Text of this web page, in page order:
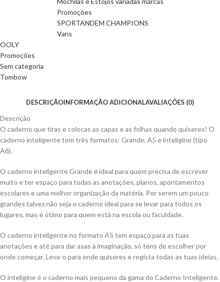
Promoções
SPORTANDEM CHAMPIONS
Vans
OOLY
Promoções
Sem categoria
Tombow
DESCRIÇÃOINFORMAÇÃO ADICIONALAVALIAÇÕES (0)
Descrição
O caderno que tiras e colocas as capas e as folhas quando quiseres! O
caderno inteligente tem três formatos: Grande, A5 e inteligine (tipo
A6).
O caderno inteligente Grande é ideal para quem precisa de escrever
muito e ter espaço para todas as anotações, planos, apontamentos
escolares e uma melhor organização da matéria. Por serem um pouco
grandes talvez não seja o caderno ideal para se levar para todos os
lugares, mas é ótimo para quem está na escola ou faculdade.
O caderno inteligente no formato A5 tem espaço para as tuas
anotações e até para dar asas à imaginação, só tens de escolher por
onde começar. Leva-o para onde quiseres e regista todas as tuas ideias.
O inteligine é o caderno mais pequeno da gama do Caderno Inteligente.